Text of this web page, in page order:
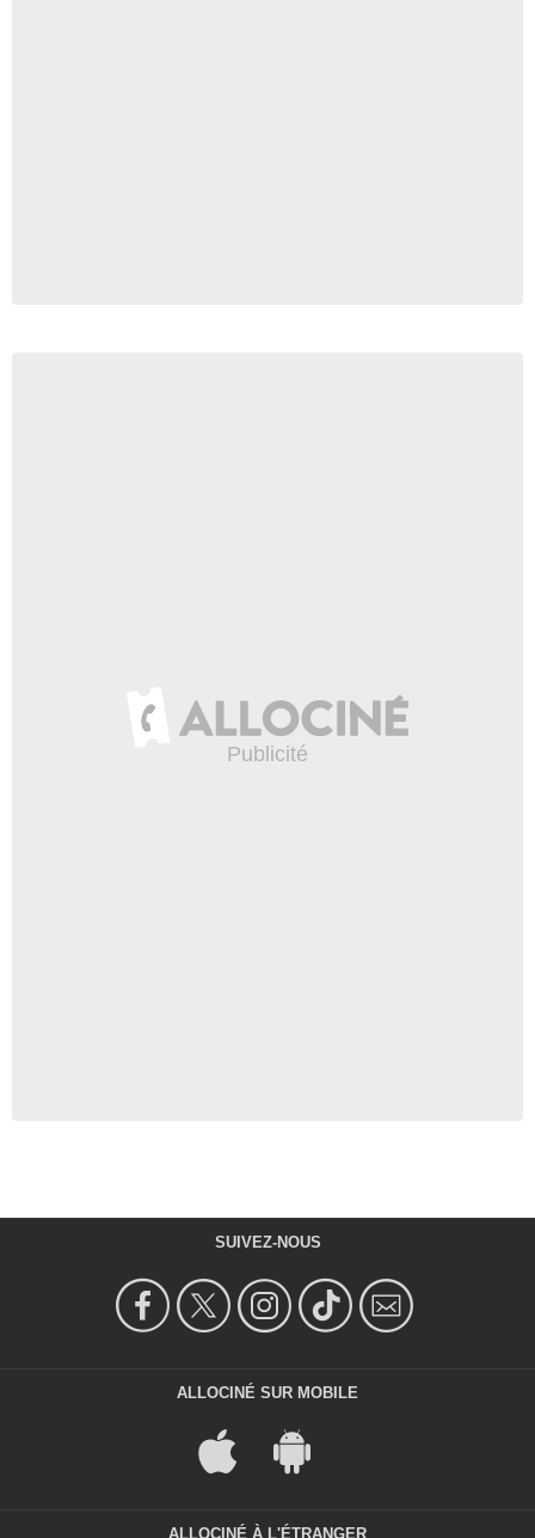
SUIVEZ-NOUS
ALLOCINÉ SUR MOBILE
ALLOCINÉ À L'ÉTRANGER